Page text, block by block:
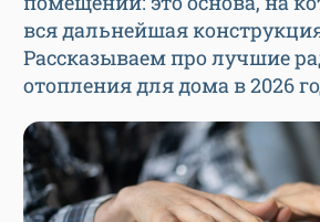
вся дальнейшая
Рассказываем про лучшие
отопления для дома в 2026